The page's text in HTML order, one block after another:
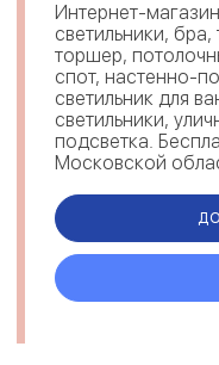
Интернет-
светильники, бра,
торшер,
спот, настенно-
светильник для
светильники,
подсветка.
Московской